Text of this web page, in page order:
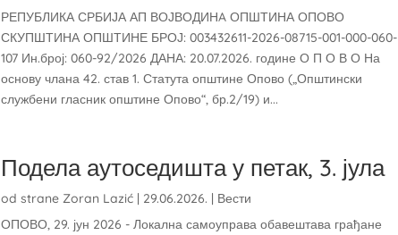
РЕПУБЛИКА СРБИЈА АП ВОЈВОДИНA ОПШТИНА ОПОВО
СКУПШТИНА ОПШТИНЕ БРОЈ: 003432611-2026-08715-001-000-060-
107 Ин.број: 060-92/2026 ДАНА: 20.07.2026. године О П О В О На
основу члана 42. став 1. Статута општине Опово („Општински
службени гласник општине Опово“, бр.2/19) и...
Подела аутоседишта у петак, 3. јула
od strane Zoran Lazić| 29.06.2026. | Вести
ОПОВО, 29. јун 2026 - Локална самоуправа обавештава грађане